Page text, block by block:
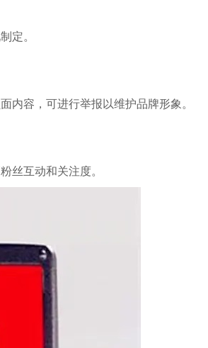
定。
内容，可进行举报以维护品牌形象。
丝互动和关注度。